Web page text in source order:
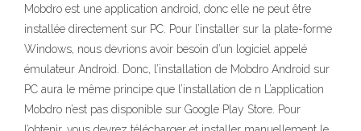
Mobdro est une application android, donc elle ne peut être
installée directement sur PC. Pour l’installer sur la plate-forme
Windows, nous devrions avoir besoin d’un logiciel appelé
émulateur Android. Donc, l’installation de Mobdro Android sur
PC aura le même principe que l’installation de n L’application
Mobdro n’est pas disponible sur Google Play Store. Pour